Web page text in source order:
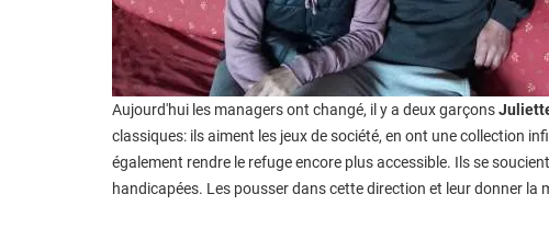
Aujourd'hui les managers ont changé, il y a deux garçons
classiques: ils aiment les jeux de société, en ont une collection
également rendre le refuge encore plus accessible. Ils se
handicapées. Les pousser dans cette direction et leur donner